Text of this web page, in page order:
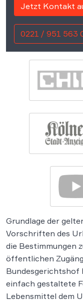
Jetzt Kontakt
0221 / 951 563
Grundlage der
Vorschriften des
die Bestimmungen
öffentlichen
Bundesgerichtshof
einfach gestaltete
Lebensmittel dem